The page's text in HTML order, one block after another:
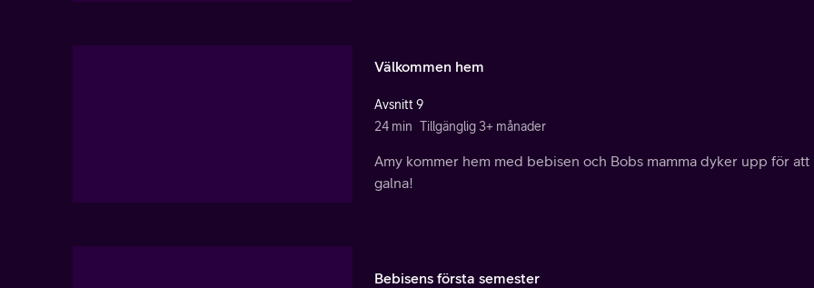
Välkommen hem
Avsnitt 9
24 min Tillgänglig 3+ månader
Amy kommer hem med bebisen och Bobs mamma dyker upp för
galna!
Bebisens första semester